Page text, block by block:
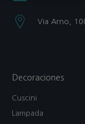
Via Arno,
Decoraciones
Cuscini
Lampada